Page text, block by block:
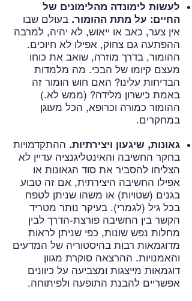
לעשות לימונדה מהלימונים של
החיים: על מתת ההומור. בעולם שבו
אין צער, כאב או ייאוש, לא יהיה, למרבה
ההפתעה גם צחוק, אפילו לא חיוכים.
ההומור, בדרך מוזרה, שואב את כוחו
מעצם קיומו של הבכי. מה מלמדות
הבדיחות עלינו? האם חוש הומור זה
באמת כישרון מלידה? (ממש לא.)
ההומור כמורה וכרופא, הכל מעוגן
במחקרים.
גאונות, שיגעון ויצירתיות. ההתקדמויות
בחקר החשיבה והאינטליגנציה עדיין לא
הצליחו להסביר את סוד הגאונות או
אפילו החשיבה היצירתית, אם זה טבוע
בגנים (שטויות) או משהו שניתן לטפח
בכל גיל (לגמרי). בעיקר נותר מטריד
הקשר בין החשיבה פורצת-הדרך לבין
מחלות נפש שונות, כפי שניתן לראות
מדוגמאות רבות בהיסטוריה של המדעים
והאמנויות. ההרצאה סוקרת מגוון
דוגמאות מייצגות ומצביעה על כיוונים
אפשריים להבנת התופעה ולפיתוחה.